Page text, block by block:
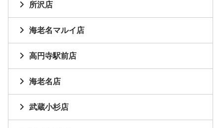
所沢店
海老名マルイ店
高円寺駅前店
海老名店
武蔵小杉店